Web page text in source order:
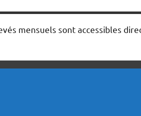
mensuels sont accessibles